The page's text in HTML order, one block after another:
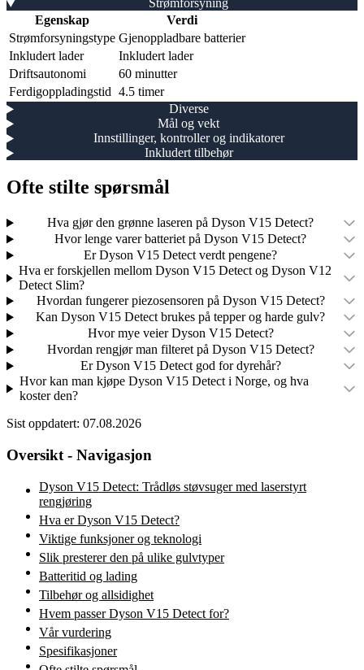
Strømforsyning
Egenskap
Verdi
Strømforsyningstype Gjenoppladbare batterier
Inkludert lader
Inkludert lader
Driftsautonomi
60 minutter
Ferdigoppladingstid 4.5 timer
Diverse
Mål og vekt
Innstillinger, kontroller og indikatorer
Inkludert tilbehør
Ofte stilte spørsmål
Hva gjør den grønne laseren på Dyson V15 Detect?
Hvor lenge varer batteriet på Dyson V15 Detect?
Er Dyson V15 Detect verdt pengene?
Hva er forskjellen mellom Dyson V15 Detect og Dyson V12
Detect Slim?
Hvordan fungerer piezosensoren på Dyson V15 Detect?
Kan Dyson V15 Detect brukes på tepper og harde gulv?
Hvor mye veier Dyson V15 Detect?
Hvordan rengjør man filteret på Dyson V15 Detect?
Er Dyson V15 Detect god for dyrehår?
Hvor kan man kjøpe Dyson V15 Detect i Norge, og hva
koster den?
Sist oppdatert: 07.08.2026
Oversikt - Navigasjon
Dyson V15 Detect: Trådløs støvsuger med laserstyrt
rengjøring
Hva er Dyson V15 Detect?
Viktige funksjoner og teknologi
Slik presterer den på ulike gulvtyper
Batteritid og lading
Tilbehør og allsidighet
Hvem passer Dyson V15 Detect for?
Vår vurdering
Spesifikasjoner